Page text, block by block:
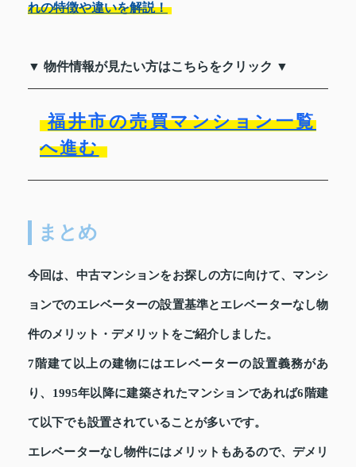
れの特徴や違いを解説！
▼ 物件情報が見たい方はこちらをクリック ▼
福井市の売買マンション一覧
へ進む
まとめ
今回は、中古マンションをお探しの方に向けて、マンシ
ョンでのエレベーターの設置基準とエレベーターなし物
件のメリット・デメリットをご紹介しました。
7階建て以上の建物にはエレベーターの設置義務があ
り、1995年以降に建築されたマンションであれば6階建
て以下でも設置されていることが多いです。
エレベーターなし物件にはメリットもあるので、デメリ